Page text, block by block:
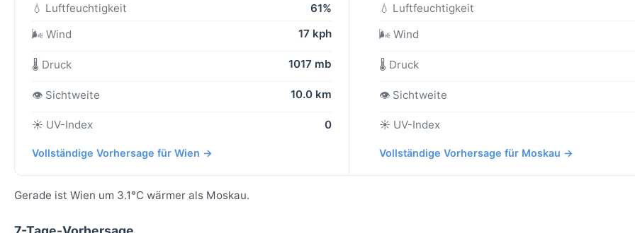
💧 Luftfeuchtigkeit
61%
🌬️ Wind
17 kph
🌡️ Druck 1017 mb
👁️ Sichtweite 10.0 km
☀️ UV-Index 0
Vollständige Vorhersage für Wien →
💧 Luftfeuchtigkeit
🌬️ Wind
🌡️ Druck
👁️ Sichtweite
☀️ UV-Index
Vollständige Vorhersage für Moskau →
Gerade ist Wien um 3.1°C wärmer als Moskau.